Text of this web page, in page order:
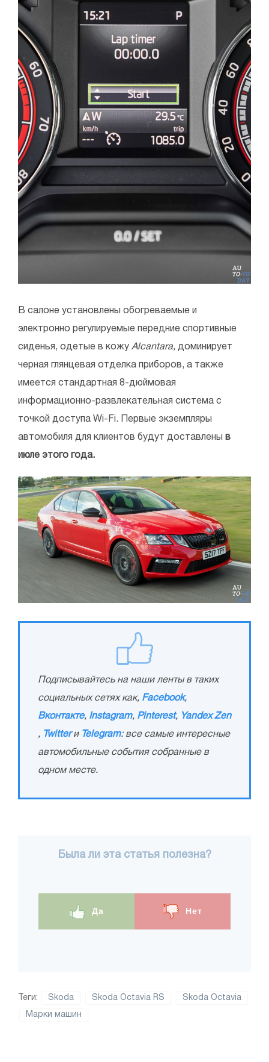
В салоне установлены обогреваемые и
электронно регулируемые передние спортивные
сиденья, одетые в кожу Alcantara, доминирует
черная глянцевая отделка приборов, а также
имеется стандартная 8-дюймовая
информационно-развлекательная система с
точкой доступа Wi-Fi. Первые экземпляры
автомобиля для клиентов будут доставлены в
июле этого года.
Подписывайтесь на наши ленты в таких
социальных сетях как, Facebook,
Вконтакте, Instagram, Pinterest, Yandex Zen
, Twitterи Telegram: все самые интересные
автомобильные события собранные в
одном месте.
Была ли эта статья полезна?
Да Нет
Теги: Skoda Skoda Octavia RS Skoda Octavia
Марки машин